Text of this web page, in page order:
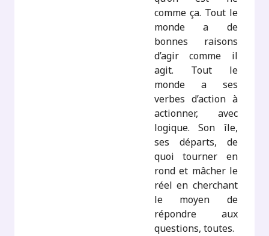
comme ça. Tout le
monde a de
bonnes raisons
d’agir comme il
agit. Tout le
monde a ses
verbes d’action à
actionner, avec
logique. Son île,
ses départs, de
quoi tourner en
rond et mâcher le
réel en cherchant
le moyen de
répondre aux
questions, toutes.